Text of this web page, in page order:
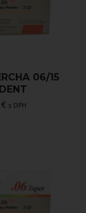
06/15
€ s DPH